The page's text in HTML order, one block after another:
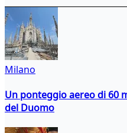
Milano
Un ponteggio aereo di 60
del Duomo